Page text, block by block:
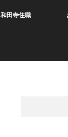
和田寺住職